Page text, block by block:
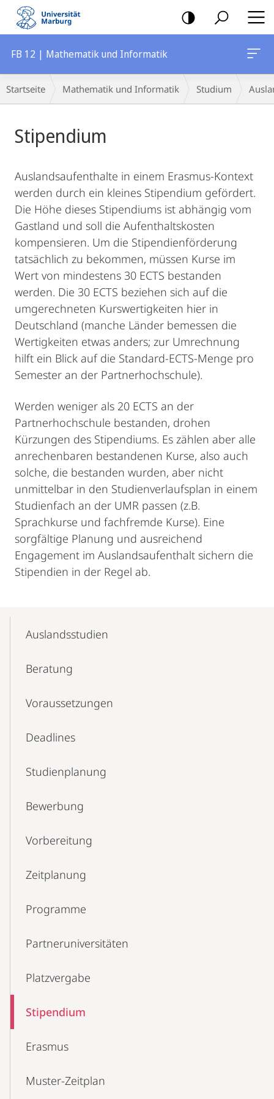
Mobile-
Navigation
FB 12 | Mathematik und Informatik
Breadcrumb-
Navigation
Startseite Mathematik und Informatik Studium
Stipendium
Auslandsaufenthalte in einem Erasmus-Kontext
werden durch ein kleines Stipendium gefördert.
Die Höhe dieses Stipendiums ist abhängig vom
Gastland und soll die Aufenthaltskosten
kompensieren. Um die Stipendienförderung
tatsächlich zu bekommen, müssen Kurse im
Wert von mindestens 30 ECTS bestanden
werden. Die 30 ECTS beziehen sich auf die
umgerechneten Kurswertigkeiten hier in
Deutschland (manche Länder bemessen die
Wertigkeiten etwas anders; zur Umrechnung
hilft ein Blick auf die Standard-ECTS-Menge pro
Semester an der Partnerhochschule).
Werden weniger als 20 ECTS an der
Partnerhochschule bestanden, drohen
Kürzungen des Stipendiums. Es zählen aber alle
anrechenbaren bestandenen Kurse, also auch
solche, die bestanden wurden, aber nicht
unmittelbar in den Studienverlaufsplan in einem
Studienfach an der UMR passen (z.B.
Sprachkurse und fachfremde Kurse). Eine
sorgfältige Planung und ausreichend
Engagement im Auslandsaufenthalt sichern die
Stipendien in der Regel ab.
NavigationAuslandsstudien
Beratung
Voraussetzungen
Deadlines
Studienplanung
Bewerbung
Vorbereitung
Zeitplanung
Programme
Partneruniversitäten
Platzvergabe
Stipendium
Erasmus
Muster-Zeitplan